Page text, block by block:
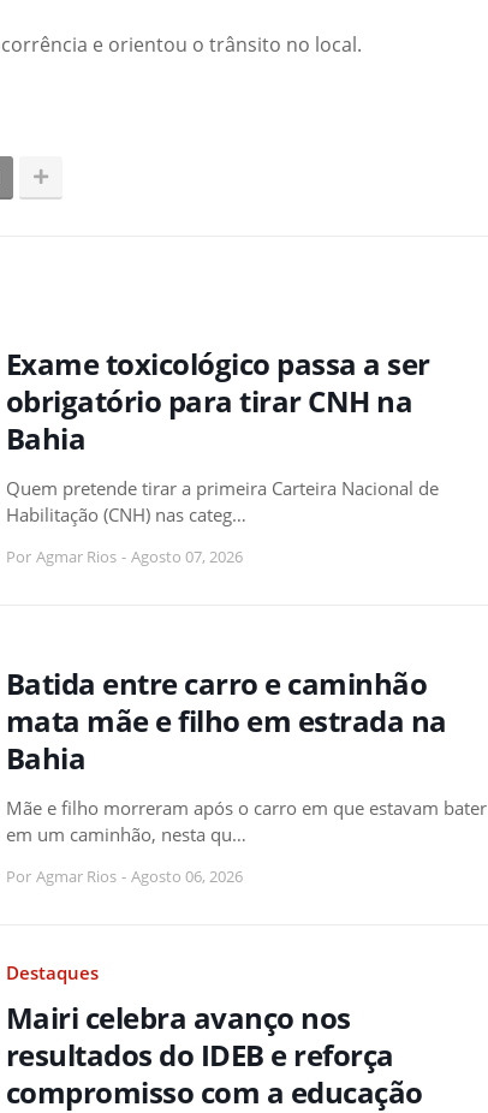
e orientou o trânsito no local.
Exame toxicológico passa a ser
obrigatório para tirar CNH na
Bahia
Quem pretende tirar a primeira Carteira Nacional de
Habilitação (CNH) nas categ…
Por Agmar Rios - Agosto 07, 2026
Batida entre carro e caminhão
mata mãe e filho em estrada na
Bahia
Mãe e filho morreram após o carro em que estavam bater
em um caminhão, nesta qu…
Por Agmar Rios - Agosto 06, 2026
Destaques
Mairi celebra avanço nos
resultados do IDEB e reforça
compromisso com a educação